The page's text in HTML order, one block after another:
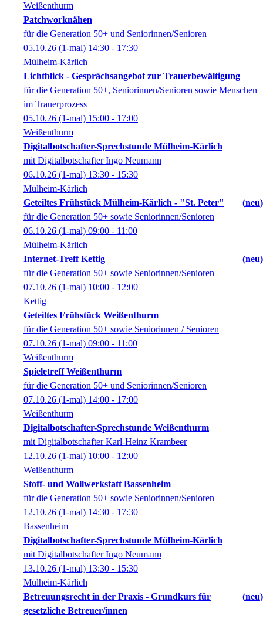
Weißenthurm
Patchworknähen
für die Generation 50+ und Seniorinnen/Senioren
05.10.26 (1-mal) 14:30 - 17:30
Mülheim-Kärlich
Lichtblick - Gesprächsangebot zur Trauerbewältigung
für die Generation 50+, Seniorinnen/Senioren sowie Menschen
im Trauerprozess
05.10.26 (1-mal) 15:00 - 17:00
Weißenthurm
Digitalbotschafter-Sprechstunde Mülheim-Kärlich
mit Digitalbotschafter Ingo Neumann
06.10.26 (1-mal) 13:30 - 15:30
Mülheim-Kärlich
Geteiltes Frühstück Mülheim-Kärlich - "St. Peter"
neu
für die Generation 50+ sowie Seniorinnen/Senioren
06.10.26 (1-mal) 09:00 - 11:00
Mülheim-Kärlich
Internet-Treff Kettig
neu
für die Generation 50+ sowie Seniorinnen/Senioren
07.10.26 (1-mal) 10:00 - 12:00
Kettig
Geteiltes Frühstück Weißenthurm
für die Generation 50+ sowie Seniorinnen / Senioren
07.10.26 (1-mal) 09:00 - 11:00
Weißenthurm
Spieletreff Weißenthurm
für die Generation 50+ und Seniorinnen/Senioren
07.10.26 (1-mal) 14:00 - 17:00
Weißenthurm
Digitalbotschafter-Sprechstunde Weißenthurm
mit Digitalbotschafter Karl-Heinz Krambeer
12.10.26 (1-mal) 10:00 - 12:00
Weißenthurm
Stoff- und Wollwerkstatt Bassenheim
für die Generation 50+ sowie Seniorinnen/Senioren
12.10.26 (1-mal) 14:30 - 17:30
Bassenheim
Digitalbotschafter-Sprechstunde Mülheim-Kärlich
mit Digitalbotschafter Ingo Neumann
13.10.26 (1-mal) 13:30 - 15:30
Mülheim-Kärlich
Betreuungsrecht in der Praxis - Grundkurs für
gesetzliche Betreuer/innen
neu